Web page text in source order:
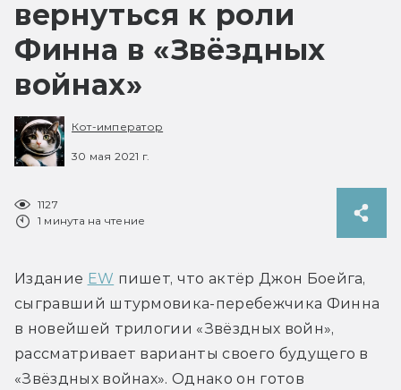
вернуться к роли
Финна в «Звёздных
войнах»
Кот-император
30 мая 2021 г.
1127
1 минута на чтение
Издание EW пишет, что актёр Джон Боейга,
сыгравший штурмовика-перебежчика Финна
в новейшей трилогии «Звёздных войн»,
рассматривает варианты своего будущего в
«Звёздных войнах». Однако он готов